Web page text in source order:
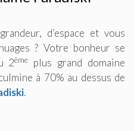
d’espace et vous
? Votre bonheur se
2ème
plus grand domaine
à 70% au dessus de
.